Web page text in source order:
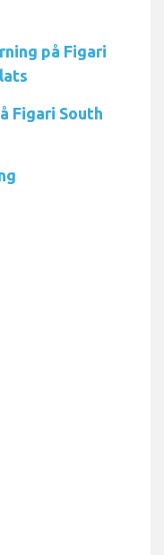
på Figari
Figari South